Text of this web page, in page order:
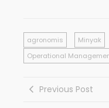
agronomis Minyak
Operational
Previous Post